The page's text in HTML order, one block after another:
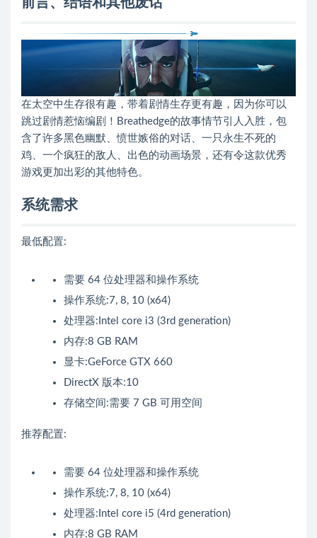
在太空中生存很有趣，带着剧情生存更有趣，因为你可以
跳过剧情惹恼编剧！Breathedge的故事情节引人入胜，包
含了许多黑色幽默、愤世嫉俗的对话、一只永生不死的
鸡、一个疯狂的敌人、出色的动画场景，还有令这款优秀
游戏更加出彩的其他特色。
系统需求
最低配置:
需要 64 位处理器和操作系统
操作系统:7, 8, 10 (x64)
处理器:Intel core i3 (3rd generation)
内存:8 GB RAM
显卡:GeForce GTX 660
DirectX 版本:10
存储空间:需要 7 GB 可用空间
推荐配置:
需要 64 位处理器和操作系统
操作系统:7, 8, 10 (x64)
处理器:Intel core i5 (4rd generation)
内存:8 GB RAM